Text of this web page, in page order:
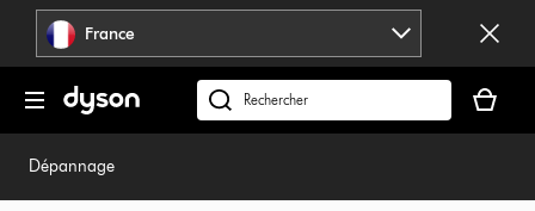
Sauter
pages
France
Rechercher
des
panier
est
Dépannage